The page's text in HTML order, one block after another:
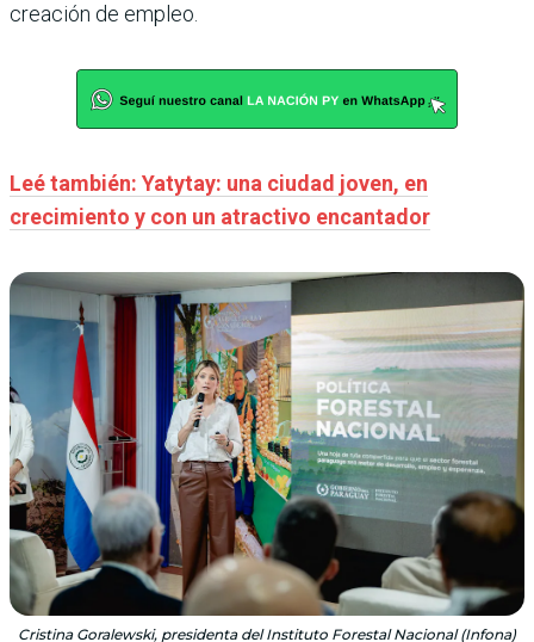
creación de empleo.
Leé también: Yatytay: una ciudad joven, en
crecimiento y con un atractivo encantador
Cristina Goralewski, presidenta del Instituto Forestal Nacional (Infona)